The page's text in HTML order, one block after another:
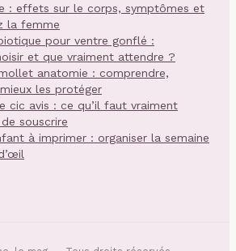
: effets sur le corps, symptômes et
la femme
pour ventre gonflé :
et que vraiment attendre ?
anatomie : comprendre,
les protéger
cic avis : ce qu’il faut vraiment
souscrire
à imprimer : organiser la semaine